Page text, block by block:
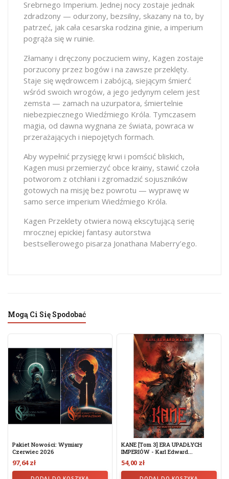
Srebrnego Imperium. Jednej nocy zostaje jednak
zdradzony — odurzony, bezsilny, skazany na to, by
patrzeć, jak cała cesarska rodzina ginie, a imperium
pogrąża się w ruinie.
Złamany i dręczony poczuciem winy, Kagen zostaje
porzucony przez bogów i na zawsze przeklęty.
Staje się wędrowcem i zabójcą, siejącym śmierć
wśród swoich wrogów, a jego jedynym celem jest
zemsta — zamach na uzurpatora, śmiertelnie
niebezpiecznego Wiedźmiego Króla. Tymczasem
magia, od dawna wygnana ze świata, powraca w
przerażających i niepojętych formach.
Aby wypełnić przysięgę krwi i pomścić bliskich,
Kagen musi przemierzyć obce krainy, stawić czoła
potworom z otchłani i zgromadzić sojuszników
gotowych na misję bez powrotu — wyprawę w
samo serce imperium Wiedźmiego Króla.
Kagen Przeklety otwiera nową ekscytującą serię
mrocznej epickiej fantasy autorstwa
bestsellerowego pisarza Jonathana Maberry’ego.
Mogą Ci Się Spodobać
Pakiet Nowości: Wymiary
Czerwiec 2026
97,64 zł
KANE [tom 3] ERA UPADŁYCH
IMPERIÓW - Karl Edward...
54,00 zł